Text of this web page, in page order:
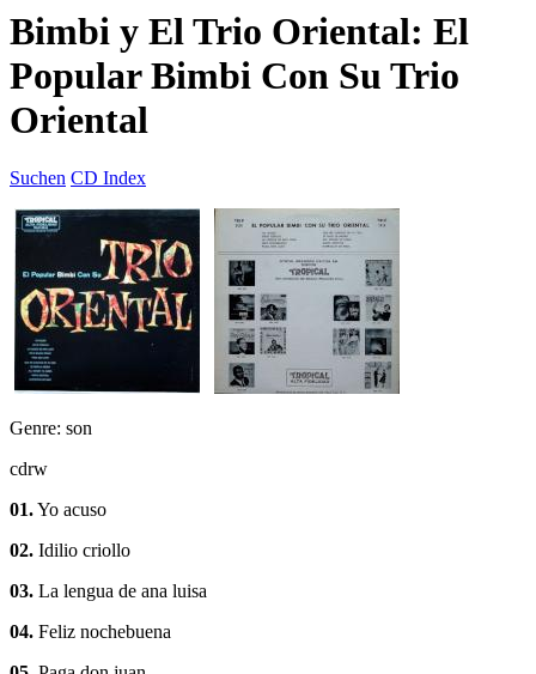
Bimbi y El Trio Oriental: El
Popular Bimbi Con Su Trio
Oriental
Suchen CD Index
Genre: son
cdrw
01.Yo acuso
02. Idilio criollo
03. La lengua de ana luisa
04. Feliz nochebuena